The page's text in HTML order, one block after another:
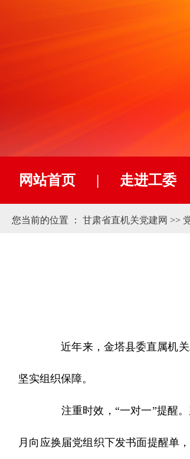
网站首页 | 走进工委
您当前的位置 ： 甘肃省直机关党建网 >>
近年来，金塔县委直属机关
坚实组织保障。
注重时效，“一对一”提醒。
月向应换届党组织下发书面提醒单